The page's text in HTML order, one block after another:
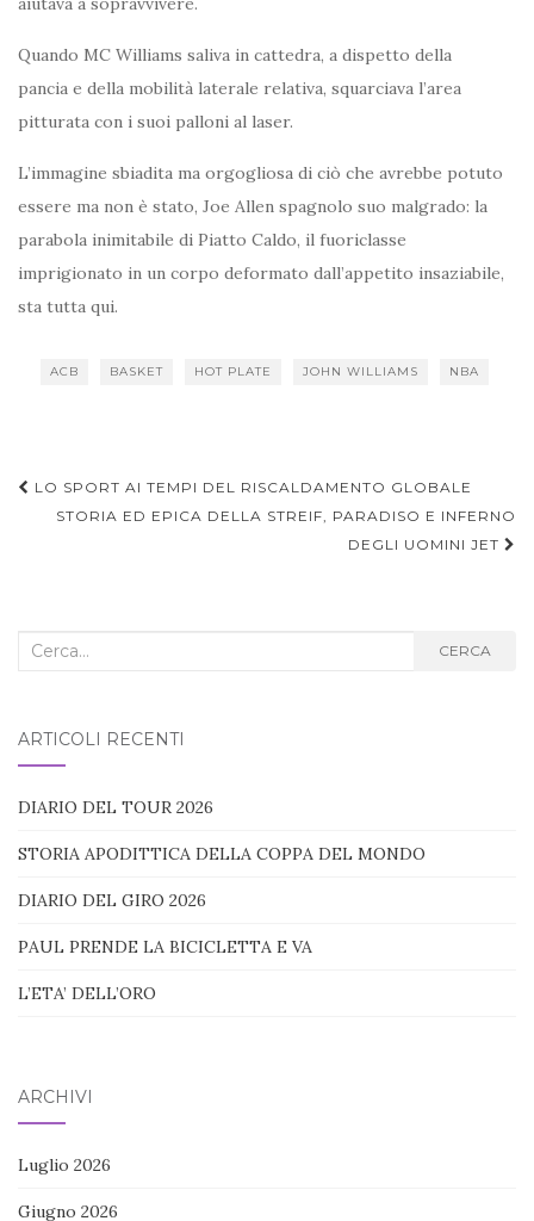
Quando MC Williams saliva in cattedra, a dispetto della
pancia e della mobilità laterale relativa, squarciava l’area
pitturata con i suoi palloni al laser.
L’immagine sbiadita ma orgogliosa di ciò che avrebbe potuto
essere ma non è stato, Joe Allen spagnolo suo malgrado: la
parabola inimitabile di Piatto Caldo, il fuoriclasse
imprigionato in un corpo deformato dall’appetito insaziabile,
sta tutta qui.
ACB BASKET HOT PLATE JOHN WILLIAMS NBA
Navigazione
articoli
LO SPORT AI TEMPI DEL RISCALDAMENTO GLOBALE
STORIA ED EPICA DELLA STREIF, PARADISO E INFERNO
DEGLI UOMINI JET
Cerca
CERCA
ARTICOLI RECENTI
DIARIO DEL TOUR 2026
STORIA APODITTICA DELLA COPPA DEL MONDO
DIARIO DEL GIRO 2026
PAUL PRENDE LA BICICLETTA E VA
L’ETA’ DELL’ORO
ARCHIVI
Luglio 2026
Giugno 2026